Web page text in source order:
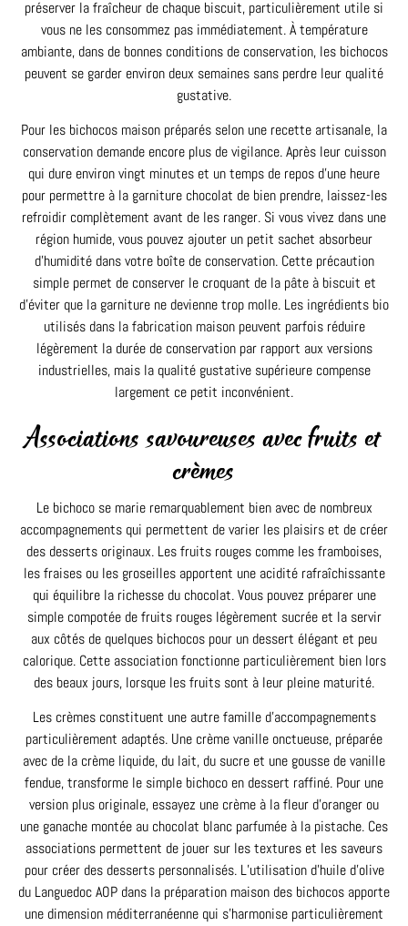
préserver la fraîcheur de chaque biscuit, particulièrement utile si
vous ne les consommez pas immédiatement. À température
ambiante, dans de bonnes conditions de conservation, les bichocos
peuvent se garder environ deux semaines sans perdre leur qualité
gustative.
Pour les bichocos maison préparés selon une recette artisanale, la
conservation demande encore plus de vigilance. Après leur cuisson
qui dure environ vingt minutes et un temps de repos d’une heure
pour permettre à la garniture chocolat de bien prendre, laissez-les
refroidir complètement avant de les ranger. Si vous vivez dans une
région humide, vous pouvez ajouter un petit sachet absorbeur
d’humidité dans votre boîte de conservation. Cette précaution
simple permet de conserver le croquant de la pâte à biscuit et
d’éviter que la garniture ne devienne trop molle. Les ingrédients bio
utilisés dans la fabrication maison peuvent parfois réduire
légèrement la durée de conservation par rapport aux versions
industrielles, mais la qualité gustative supérieure compense
largement ce petit inconvénient.
Associations savoureuses avec fruits et
crèmes
Le bichoco se marie remarquablement bien avec de nombreux
accompagnements qui permettent de varier les plaisirs et de créer
des desserts originaux. Les fruits rouges comme les framboises,
les fraises ou les groseilles apportent une acidité rafraîchissante
qui équilibre la richesse du chocolat. Vous pouvez préparer une
simple compotée de fruits rouges légèrement sucrée et la servir
aux côtés de quelques bichocos pour un dessert élégant et peu
calorique. Cette association fonctionne particulièrement bien lors
des beaux jours, lorsque les fruits sont à leur pleine maturité.
Les crèmes constituent une autre famille d’accompagnements
particulièrement adaptés. Une crème vanille onctueuse, préparée
avec de la crème liquide, du lait, du sucre et une gousse de vanille
fendue, transforme le simple bichoco en dessert raffiné. Pour une
version plus originale, essayez une crème à la fleur d’oranger ou
une ganache montée au chocolat blanc parfumée à la pistache. Ces
associations permettent de jouer sur les textures et les saveurs
pour créer des desserts personnalisés. L’utilisation d’huile d’olive
du Languedoc AOP dans la préparation maison des bichocos apporte
une dimension méditerranéenne qui s’harmonise particulièrement